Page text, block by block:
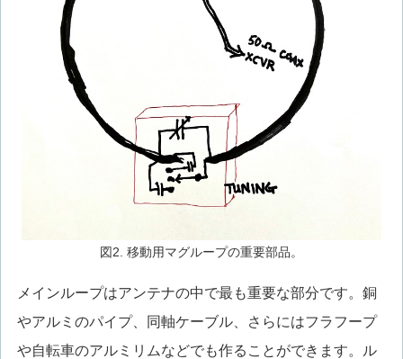
図2. 移動用マグループの重要部品。
メインループはアンテナの中で最も重要な部分です。銅
やアルミのパイプ、同軸ケーブル、さらにはフラフープ
や自転車のアルミリムなどでも作ることができます。ル